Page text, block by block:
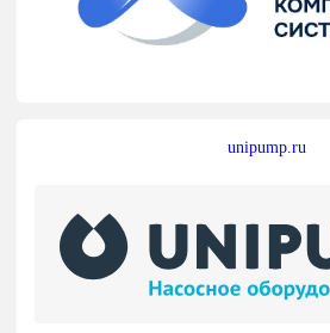
unipump.ru